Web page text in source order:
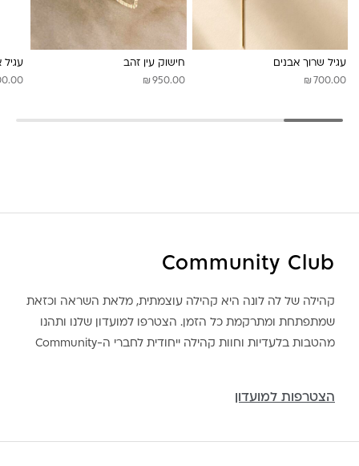
עגיל שרוך אבנים
₪ 700.00
חישוק עין זהב
₪ 950.00
עגיל
Community Club
קהילה של לה לונה היא קהילה עוצמתית, מלאת השראה וכזאת
שמתפתחת ומתרקמת כל הזמן. הצטרפו למועדון שלנו ותהנו
מהטבות בלעדיות וחוות קהילה ייחודית לחברי ה-Community
הצטרפות למועדון